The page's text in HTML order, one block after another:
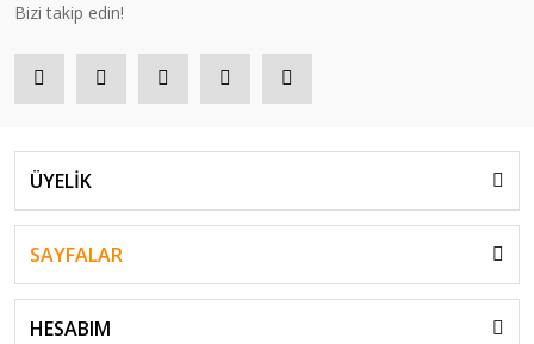
Bizi takip edin!
ÜYELİK
SAYFALAR
HESABIM